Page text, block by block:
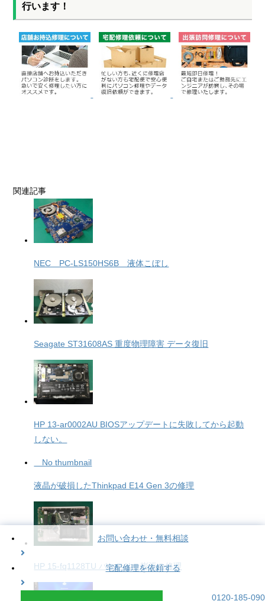
行います！
関連記事
NEC PC-LS150HS6B 液体こぼし
Seagate ST31608AS 重度物理障害 データ復旧
HP 13-ar0002AU BIOSアップデートに失敗してから起動
しない。
No thumbnail
液晶が破損したThinkpad E14 Gen 3の修理
HP 15-fq1128TU バッテリー膨張の修理
お問い合わせ・無料相談
宅配修理を依頼する
0120-185-090